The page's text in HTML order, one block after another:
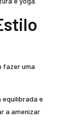
fazer uma
equilibrada e
a amenizar